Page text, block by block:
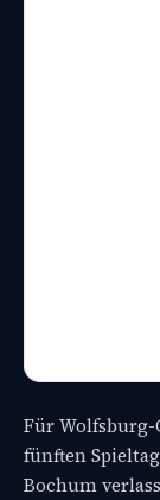
Für Wolfsburg-
fünften
Bochum